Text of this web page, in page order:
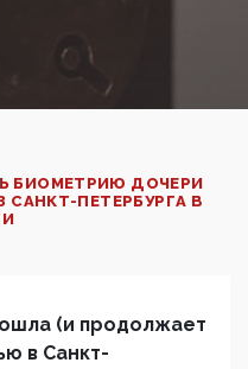
БИОМЕТРИЮ ДОЧЕРИ
ПЕТЕРБУРГА В
(и продолжает
в Санкт-